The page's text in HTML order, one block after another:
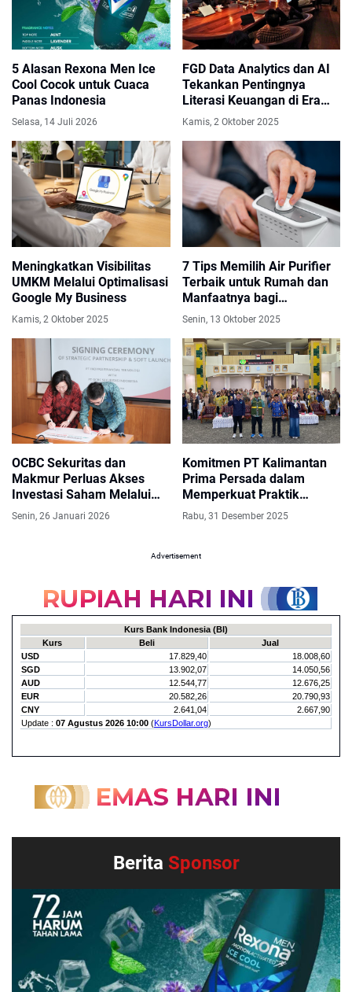
5 Alasan Rexona Men Ice
Cool Cocok untuk Cuaca
Panas Indonesia
Selasa, 14 Juli 2026
FGD Data Analytics dan AI
Tekankan Pentingnya
Literasi Keuangan di Era
Digital
Kamis, 2 Oktober 2025
Meningkatkan Visibilitas
UMKM Melalui Optimalisasi
Google My Business
Kamis, 2 Oktober 2025
7 Tips Memilih Air Purifier
Terbaik untuk Rumah dan
Manfaatnya bagi
Kesehatan Keluarga
Senin, 13 Oktober 2025
OCBC Sekuritas dan
Makmur Perluas Akses
Investasi Saham Melalui
Kemitraan Strategis
Senin, 26 Januari 2026
Komitmen PT Kalimantan
Prima Persada dalam
Memperkuat Praktik
Pembelajaran Inovatif dan
Inklusif Guru di Kabupaten
Rabu, 31 Desember 2025
Advertisement
Berita Sponsor